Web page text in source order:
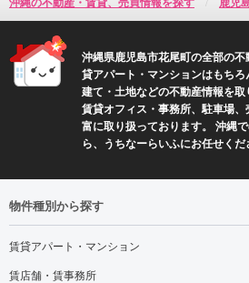
沖縄県鹿児島市花尾町の全部の
貸アパート・マンションはもち
建て・土地などの不動産情報を取
賃貸オフィス・事務所、駐車場
富に取り扱っております。 沖縄
ら、うちなーらいふにお任せくだ
物件種別から探す
賃貸アパート・マンション
賃店舗・賃事務所